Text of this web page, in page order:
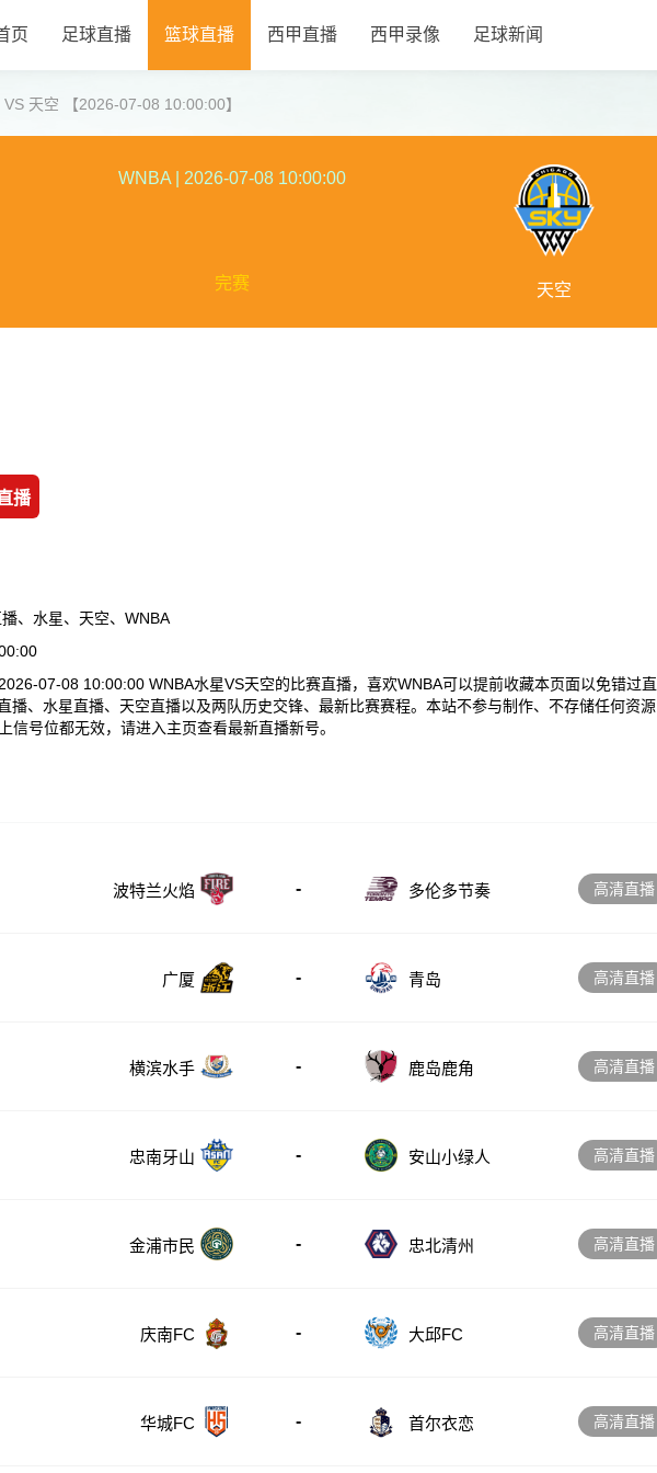
页 足球直播 篮球直播 西甲直播 西甲录像 足球新闻
VS 天空 【2026-07-08 10:00:00】
WNBA 2026-07-08 10:00:00
完赛 天空
播
、水星、天空、WNBA
07-08 10:00:00 WNBA水星VS天空的比赛直播，喜欢WNBA可以提前收藏本页面以免错过直
播、水星直播、天空直播以及两队历史交锋、最新比赛赛程。本站不参与制作、不存储任何资源
信号位都无效，请进入主页查看最新直播新号。
波特兰火焰 - 多伦多节奏 高清直播
广厦 - 青岛 高清直播
横滨水手 - 鹿岛鹿角 高清直播
忠南牙山 - 安山小绿人 高清直播
金浦市民 - 忠北清州 高清直播
庆南FC - 大邱FC 高清直播
华城FC - 首尔衣恋 高清直播